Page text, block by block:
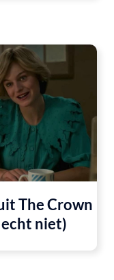
The Crown
niet)